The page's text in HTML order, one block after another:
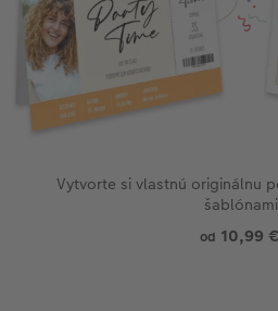
Vytvorte si vlastnú originálnu
od 10,99 €